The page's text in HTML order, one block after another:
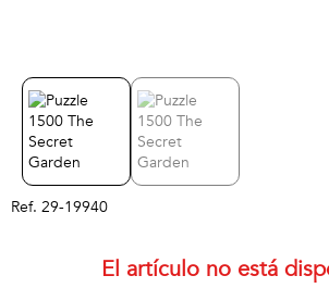
Ref. 29-19940
El artículo no está